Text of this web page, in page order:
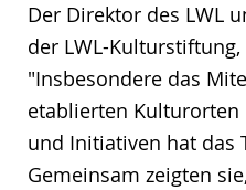
Der Direktor des LWL
der LWL-
"Insbesondere das
etablierten
und Initiativen hat das
Gemeinsam zeigten